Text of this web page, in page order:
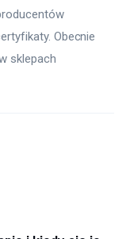
Obecnie
sklepach